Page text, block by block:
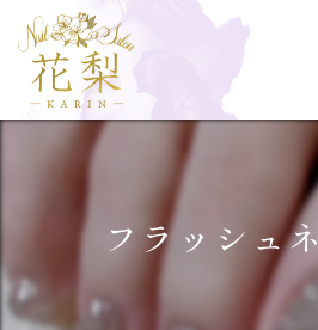
フラッシュ